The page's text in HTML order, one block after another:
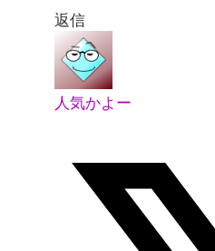
返信
人気かよー